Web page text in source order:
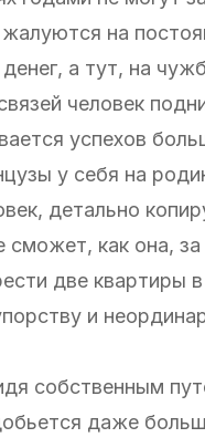
на
а тут, на
человек
успехов
у себя на
детально
сможет, как она,
две квартиры
и
собственным
даже